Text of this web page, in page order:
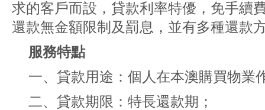
求的客戶而設，貸款利率特優，免手續
還款無金額限制及罰息，並有多種還款
服務特點
一、貸款用途：個人在本澳購買物業
二、貸款期限：特長還款期；